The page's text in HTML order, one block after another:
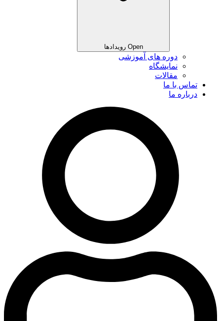
Open رویدادها
دوره های آموزشی
نمایشگاه
مقالات
تماس با ما
درباره ما